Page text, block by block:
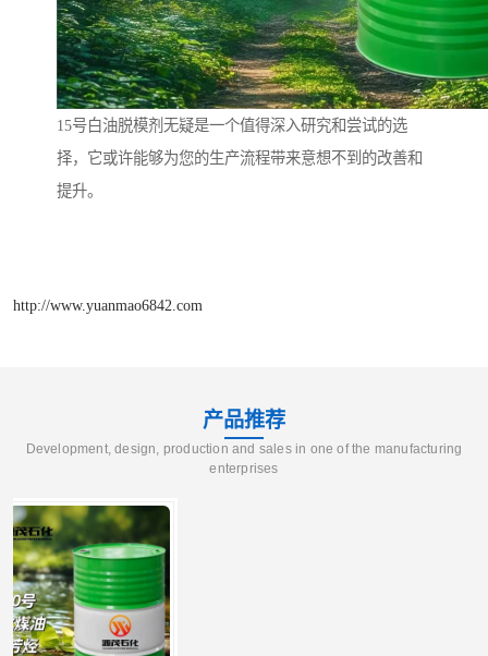
15号白油脱模剂无疑是一个值得深入研究和尝试的选
择，它或许能够为您的生产流程带来意想不到的改善和
提升。
http://www.yuanmao6842.com
产品推荐
Development, design, production and sales in one of the manufacturing
enterprises